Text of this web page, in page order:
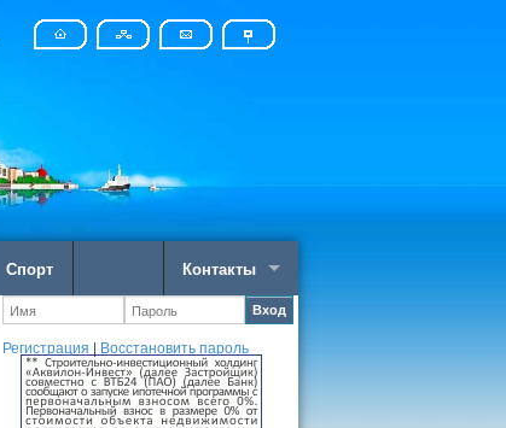
Спорт Контакты
Вход
Регистрация | Восстановить пароль